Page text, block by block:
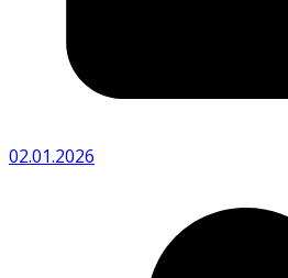
02.01.2026